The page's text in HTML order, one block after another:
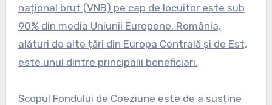
național brut (VNB) pe cap de locuitor este sub
90% din media Uniunii Europene. România,
alături de alte țări din Europa Centrală și de Est,
este unul dintre principalii beneficiari.
Scopul Fondului de Coeziune este de a susține